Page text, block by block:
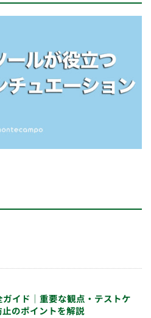
イド｜重要な観点・テストケ
のポイントを解説